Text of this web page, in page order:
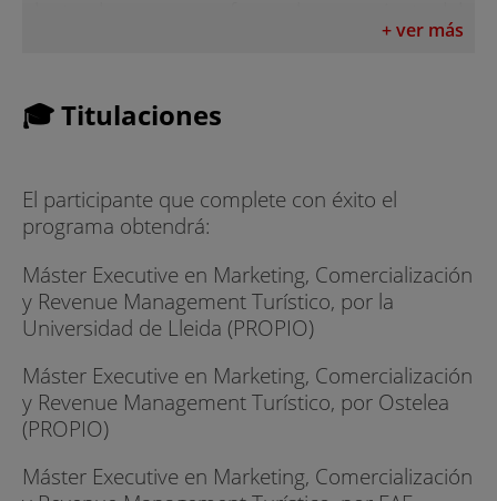
de Directores y Directivos de Hotel.
Online permitirá a los alumnos combinar el
trabajo y la familia con sus clases. Todas las
asignaturas del programa cuentan con docencia
en línea en tiempo real o en diferido, según las
necesidades del estudiante.
El Máster en Marketing, Comercialización
Turística y Revenue Management Hotelero
Online persigue los siguientes obejtivos:
DESARROLLO DE HABILIDADES PERSONALES Y
DIRECTIVAS
+ ver más
🎓 Titulaciones
El participante que complete con éxito el
programa obtendrá:
Máster Executive en Marketing, Comercialización
y Revenue Management Turístico, por la
Universidad de Lleida (PROPIO)
Máster Executive en Marketing, Comercialización
y Revenue Management Turístico, por Ostelea
(PROPIO)
Máster Executive en Marketing, Comercialización